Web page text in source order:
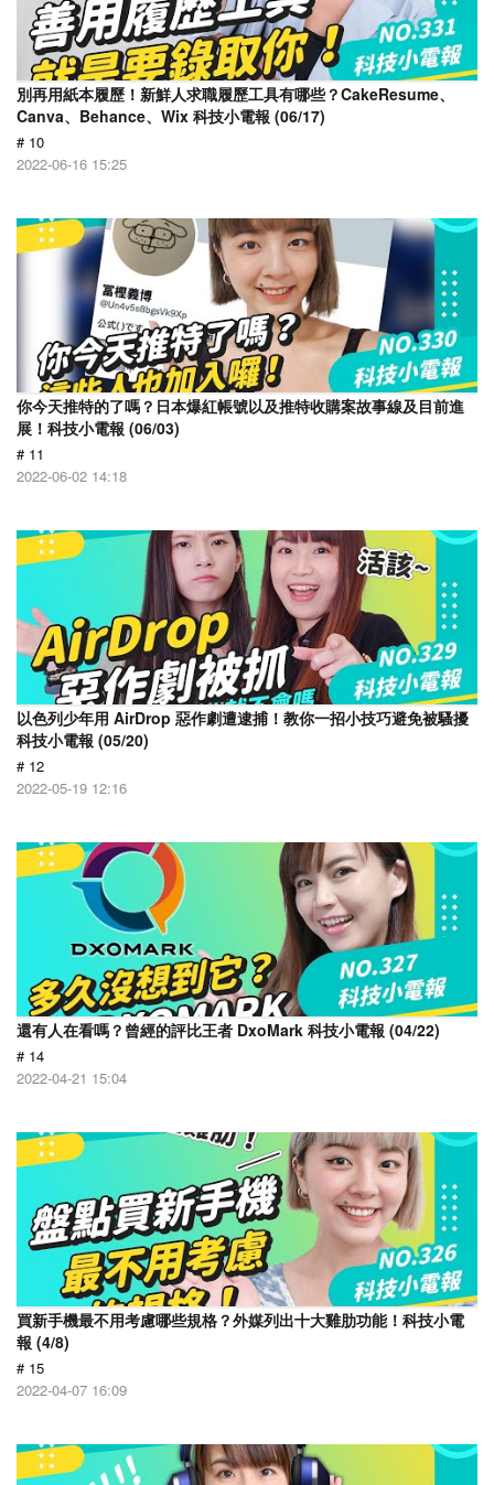
別再用紙本履歷！新鮮人求職履歷工具有哪些？CakeResume、
Canva、Behance、Wix 科技小電報 (06/17)
# 10
2022-06-16 15:25
你今天推特的了嗎？日本爆紅帳號以及推特收購案故事線及目前進
展！科技小電報 (06/03)
# 11
2022-06-02 14:18
以色列少年用 AirDrop 惡作劇遭逮捕！教你一招小技巧避免被騷擾
科技小電報 (05/20)
# 12
2022-05-19 12:16
還有人在看嗎？曾經的評比王者 DxoMark 科技小電報 (04/22)
# 14
2022-04-21 15:04
買新手機最不用考慮哪些規格？外媒列出十大雞肋功能！科技小電
報 (4/8)
# 15
2022-04-07 16:09